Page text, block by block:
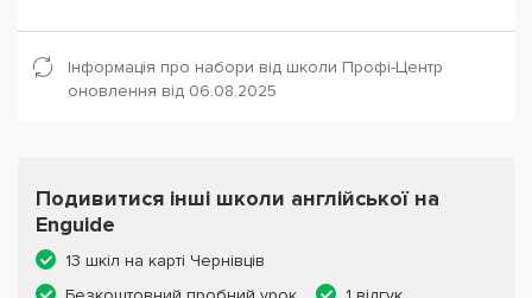
Інформація про набори від школи Профі-Центр
оновлення від 06.08.2025
Подивитися інші школи англійської на
Enguide
13 шкіл на карті Чернівців